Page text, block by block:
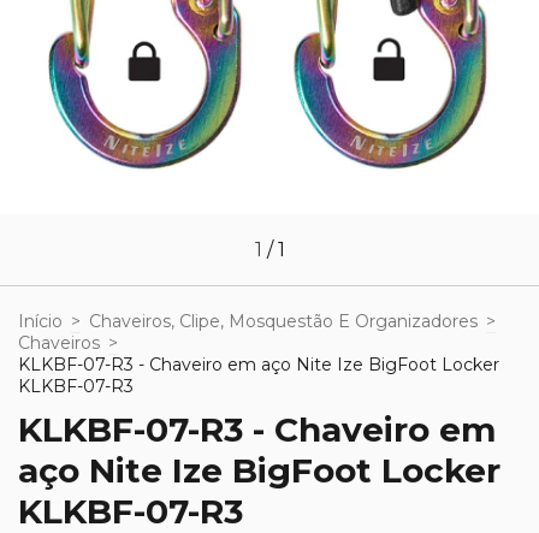
1 /1
Início > Chaveiros, Clipe, Mosquestão E Organizadores >
Chaveiros >
KLKBF-07-R3 - Chaveiro em aço Nite Ize BigFoot Locker
KLKBF-07-R3
KLKBF-07-R3 - Chaveiro em
aço Nite Ize BigFoot Locker
KLKBF-07-R3